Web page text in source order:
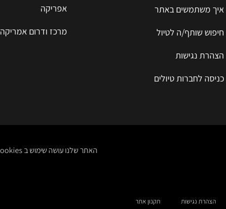
איך משתמשים באתר
חיפוש שותף/ה לטיול
הצהרת נגישות
כניסה לחברות טיולים
אפריקה
מרכז ודרום אמריקה
האתר שלנו עושה שימוש ב cookies. אפשר לקרוא על זה ולקבל מידע מפורט ב- תקנון אתר ומדיניות פרטיות. לאישור הקליקו
הצהרת נגישות תקנון אתר